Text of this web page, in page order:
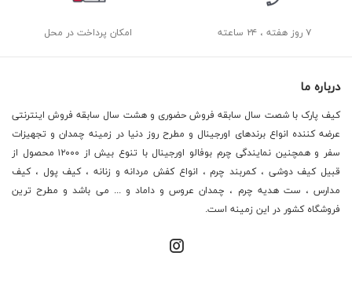
۷ روز هفته ، ۲۴ ساعته امکان پرداخت در محل
درباره ما
کیف پارک با شصت سال سابقه فروش حضوری و هشت سال سابقه فروش اینترنتی
عرضه کننده انواع برندهای اورجینال و مطرح روز دنیا در زمینه چمدان و تجهیزات
سفر و همچنین نمایندگی چرم بوفالو اورجینال با تنوع بیش از ۱۲۰۰۰ محصول از
قبیل کیف دوشی ، کمربند چرم ، انواع کفش مردانه و زنانه ، کیف پول ، کیف
مدارس ، ست هدیه چرم ، چمدان عروس و داماد و ... می باشد و مطرح ترین
فروشگاه کشور در این زمینه است.